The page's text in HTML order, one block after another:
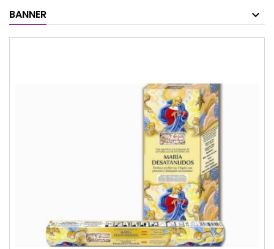
BANNER